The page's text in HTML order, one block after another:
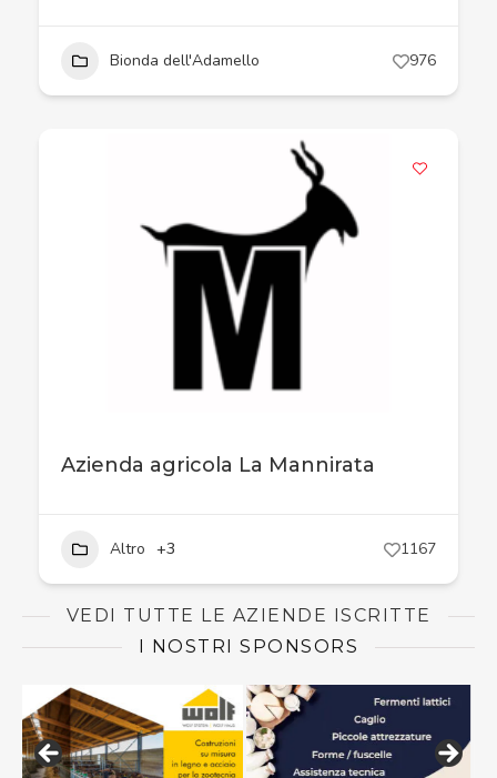
Bionda dell'Adamello 976
Azienda agricola La Mannirata
Altro +3 1167
VEDI TUTTE LE AZIENDE ISCRITTE
I NOSTRI SPONSORS